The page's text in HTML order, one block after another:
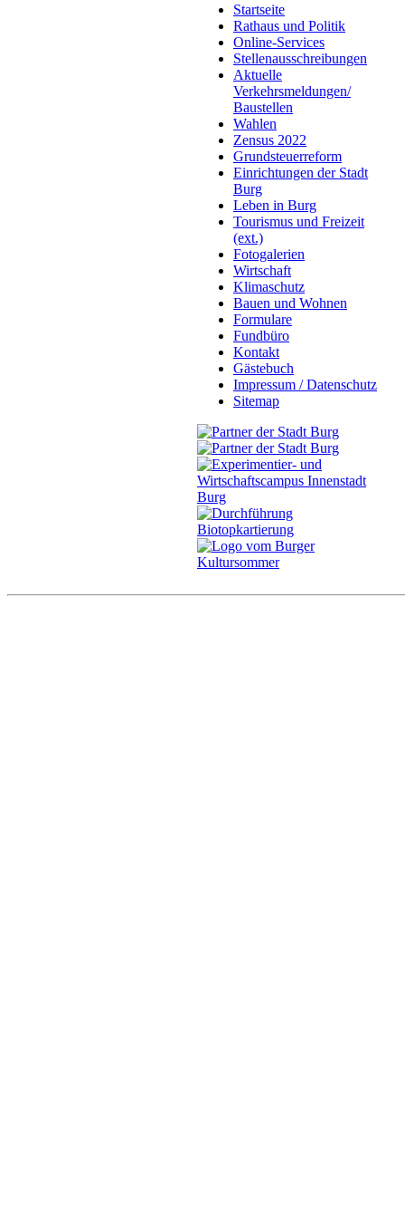
Startseite
Rathaus und Politik
Online-Services
Stellenausschreibungen
Aktuelle
Verkehrsmeldungen/
Baustellen
Wahlen
Zensus 2022
Grundsteuerreform
Einrichtungen der Stadt
Burg
Leben in Burg
Tourismus und Freizeit
(ext.)
Fotogalerien
Wirtschaft
Klimaschutz
Bauen und Wohnen
Formulare
Fundbüro
Kontakt
Gästebuch
Impressum / Datenschutz
Sitemap